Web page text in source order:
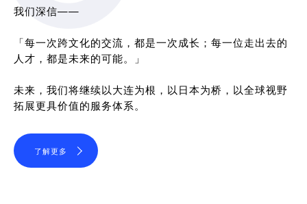
我们深信——
「每一次跨文化的交流，都是一次成长；每一位走出去的
人才，都是未来的可能。」
未来，我们将继续以大连为根，以日本为桥，以全球视野
拓展更具价值的服务体系。
了解更多